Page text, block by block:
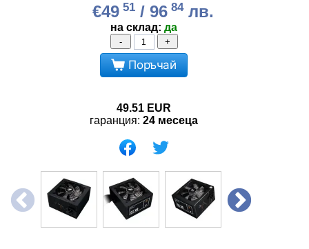
€4951/ 96 84лв.
на склад: да
- +
Поръчай
49.51 EUR
гаранция: 24 месеца